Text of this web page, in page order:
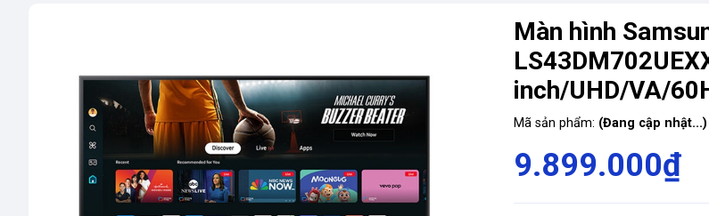
Màn hình
inch/UHD/VA/
Mã sản phẩm: (Đang cập nhật...)
9.899.000₫